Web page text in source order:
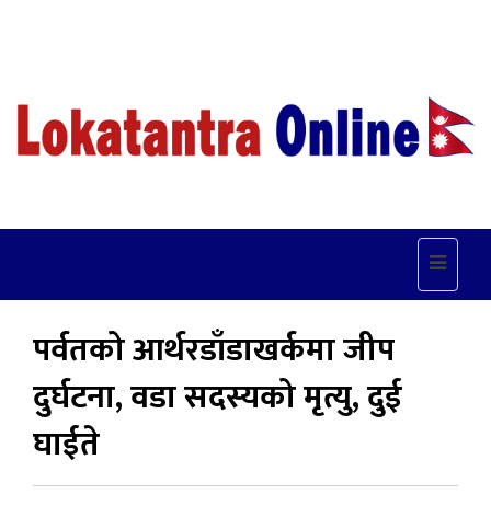
Toggle
पर्वतको आर्थरडाँडाखर्कमा जीप
दुर्घटना, वडा सदस्यको मृत्यु, दुई
घाईते